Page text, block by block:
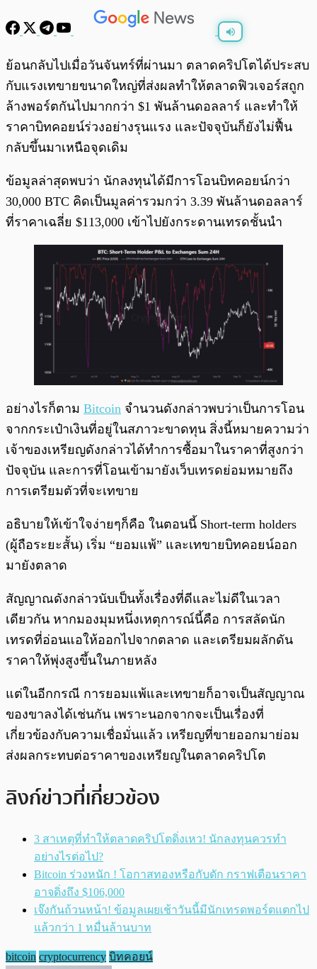
พร้อมเล่น 0:00 /0:00
ย้อนกลับไปเมื่อวันจันทร์ที่ผ่านมา ตลาดคริปโตได้ประสบ
กับแรงเทขายขนาดใหญ่ที่ส่งผลทำให้ตลาดฟิวเจอร์สถูก
ล้างพอร์ตกันไปมากกว่า $1 พันล้านดอลลาร์ และทำให้
ราคาบิทคอยน์ร่วงอย่างรุนแรง และปัจจุบันก็ยังไม่ฟื้น
กลับขึ้นมาเหนือจุดเดิม
ข้อมูลล่าสุดพบว่า นักลงทุนได้มีการโอนบิทคอยน์กว่า
30,000 BTC คิดเป็นมูลค่ารวมกว่า 3.39 พันล้านดอลลาร์
ที่ราคาเฉลี่ย $113,000 เข้าไปยังกระดานเทรดชั้นนำ
อย่างไรก็ตาม Bitcoin จำนวนดังกล่าวพบว่าเป็นการโอน
จากกระเป๋าเงินที่อยู่ในสภาวะขาดทุน สิ่งนี้หมายความว่า
เจ้าของเหรียญดังกล่าวได้ทำการซื้อมาในราคาที่สูงกว่า
ปัจจุบัน และการที่โอนเข้ามายังเว็บเทรดย่อมหมายถึง
การเตรียมตัวที่จะเทขาย
อธิบายให้เข้าใจง่ายๆก็คือ ในตอนนี้ Short-term holders
(ผู้ถือระยะสั้น) เริ่ม “ยอมแพ้” และเทขายบิทคอยน์ออก
มายังตลาด
สัญญาณดังกล่าวนับเป็นทั้งเรื่องที่ดีและไม่ดีในเวลา
เดียวกัน หากมองมุมหนึ่งเหตุการณ์นี้คือ การสลัดนัก
เทรดที่อ่อนแอให้ออกไปจากตลาด และเตรียมผลักดัน
ราคาให้พุ่งสูงขึ้นในภายหลัง
แต่ในอีกกรณี การยอมแพ้และเทขายก็อาจเป็นสัญญาณ
ของขาลงได้เช่นกัน เพราะนอกจากจะเป็นเรื่องที่
เกี่ยวข้องกับความเชื่อมั่นแล้ว เหรียญที่ขายออกมาย่อม
ส่งผลกระทบต่อราคาของเหรียญในตลาดคริปโต
ลิงก์ข่าวที่เกี่ยวข้อง
3 สาเหตุที่ทำให้ตลาดคริปโตดิ่งเหว! นักลงทุนควรทำ
อย่างไรต่อไป?
Bitcoin ร่วงหนัก ! โอกาสทองหรือกับดัก กราฟเตือนราคา
อาจดิ่งถึง $106,000
เจ๊งกันถ้วนหน้า! ข้อมูลเผยเช้าวันนี้มีนักเทรดพอร์ตแตกไป
แล้วกว่า 1 หมื่นล้านบาท
bitcoin cryptocurrency บิทคอยน์